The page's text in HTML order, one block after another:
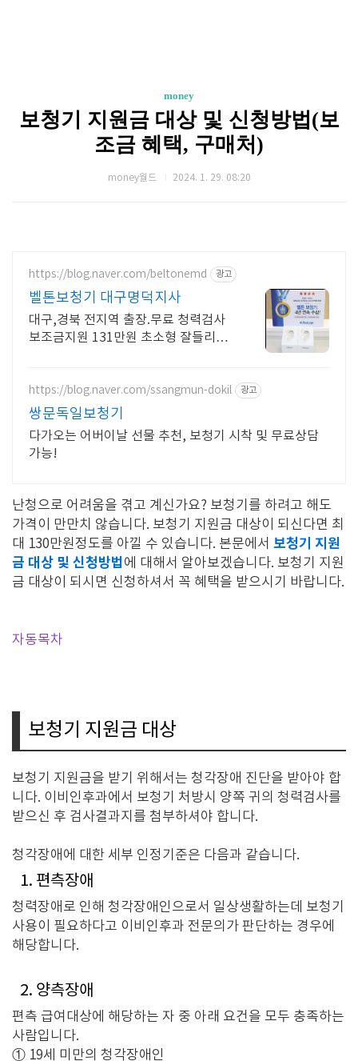
money
보청기 지원금 대상 및 신청방법(보
조금 혜택, 구매처)
money월드 2024. 1. 29. 08:20
https://blog.naver.com/beltonemd 광고
벨톤보청기 대구명덕지사
대구,경북 전지역 출장.무료 청력검사
보조금지원 131만원 초소형 잘들리는
https://blog.naver.com/ssangmun-dokil 광고
쌍문독일보청기
다가오는 어버이날 선물 추천, 보청기 시착 및 무료상담
가능!
난청으로 어려움을 겪고 계신가요? 보청기를 하려고 해도
가격이 만만치 않습니다. 보청기 지원금 대상이 되신다면 최
대 130만원정도를 아낄 수 있습니다. 본문에서 보청기 지원
금 대상 및 신청방법 에 대해서 알아보겠습니다. 보청기 지원
금 대상이 되시면 신청하셔서 꼭 혜택을 받으시기 바랍니다.
자동목차
보청기 지원금 대상
보청기 지원금을 받기 위해서는 청각장애 진단을 받아야 합
니다. 이비인후과에서 보청기 처방시 양쪽 귀의 청력검사를
받으신 후 검사결과지를 첨부하셔야 합니다.
청각장애에 대한 세부 인정기준은 다음과 같습니다.
1. 편측장애
청력장애로 인해 청각장애인으로서 일상생활하는데 보청기
사용이 필요하다고 이비인후과 전문의가 판단하는 경우에
해당합니다.
2. 양측장애
편측 급여대상에 해당하는 자 중 아래 요건을 모두 충족하는
사람입니다.
① 19세 미만의 청각장애인